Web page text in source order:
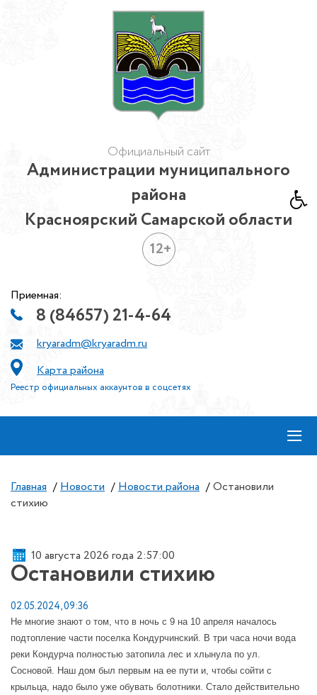
Официальный сайт
Администрации муниципального
района
Красноярский Самарской области
12+
Приемная:
8 (84657) 21-4-64
kryaradm@kryaradm.ru
Карта района
Реестр официальных аккаунтов в соцсетях
≡
Главная / Новости / Новости района / Остановили
стихию
10 августа 2026 года 2:57:00
Остановили стихию
02.05.2024, 09:36
Не многие знают о том, что в ночь с 9 на 10 апреля началось
подтопление части поселка Кондурчинский. В три часа ночи вода
реки Кондурча полностью затопила лес и хлынула по ул.
Сосновой. Наш дом был первым на ее пути и, чтобы сойти с
крыльца, надо было уже обувать болотники. Стало действительно